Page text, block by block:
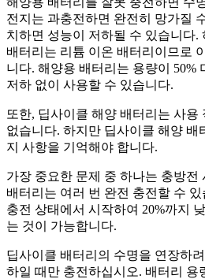
전지는 과충전하면 완전히 망가질
치하면 성능이 저하될 수 있습니다.
배터리는 리튬 이온 배터리이므로
니다. 해양용 배터리는 용량이 50%
저하 없이 사용할 수 있습니다.
또한, 딥사이클 해양 배터리는 사용
없습니다. 하지만 딥사이클 해양 배
지 사항을 기억해야 합니다.
가장 중요한 문제 중 하나는 충방전
배터리는 여러 번 완전 충전할 수
충전 상태에서 시작하여 20%까지
는 것이 가능합니다.
딥사이클 배터리의 수명을 연장하
하일 때만 충전하십시오. 배터리 용